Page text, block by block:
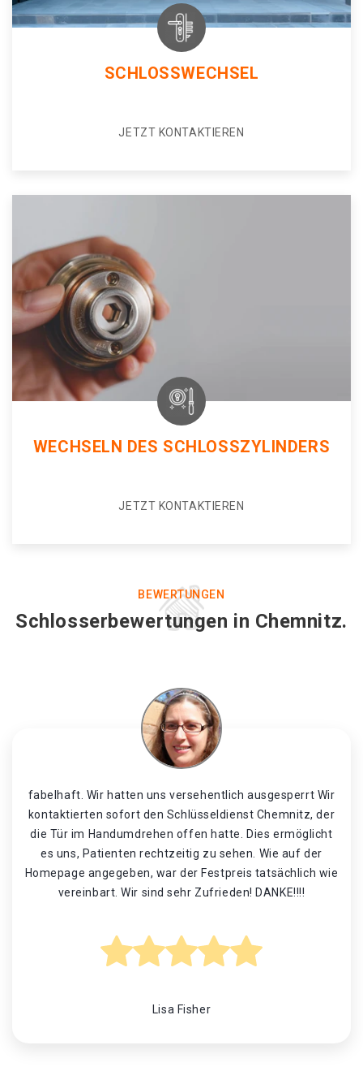
SCHLOSSWECHSEL
JETZT KONTAKTIEREN
WECHSELN DES SCHLOSSZYLINDERS
JETZT KONTAKTIEREN
BEWERTUNGEN
Schlosserbewertungen in Chemnitz.
fabelhaft. Wir hatten uns versehentlich ausgesperrt Wir
kontaktierten sofort den Schlüsseldienst Chemnitz, der
die Tür im Handumdrehen offen hatte. Dies ermöglicht
es uns, Patienten rechtzeitig zu sehen. Wie auf der
Homepage angegeben, war der Festpreis tatsächlich wie
vereinbart. Wir sind sehr Zufrieden! DANKE!!!!
Lisa Fisher